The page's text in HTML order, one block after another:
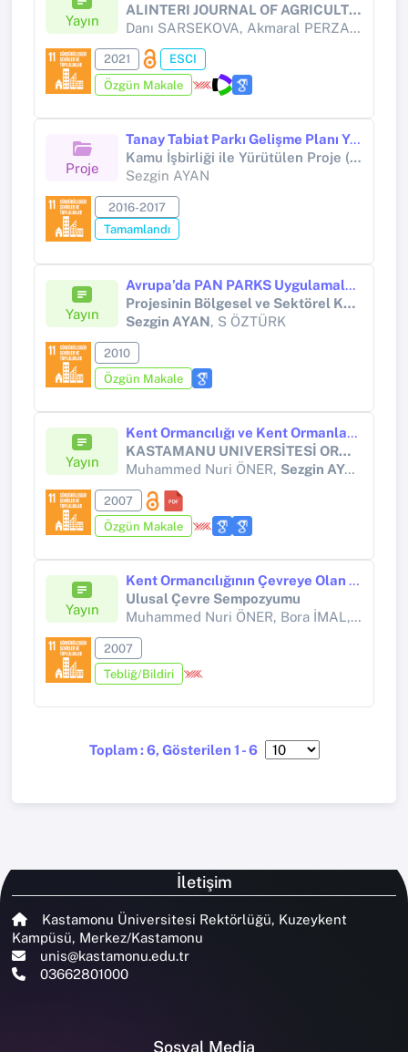
Yayın
ALINTERI JOURNAL OF AGRICULTURE SCIENCES
Danı SARSEKOVA, Akmaral PERZADAYEVA, Sara KİTAİBEKOVA,
2021
ESCI
Özgün Makale
Proje
Tanay Tabiat Parkı Gelişme Planı Yapımı
Kamu İşbirliği ile Yürütülen Proje (Diğer kamu kuruluşları (Yükseköğretim Kurumları hariç))
Sezgin AYAN
2016-2017
Tamamlandı
Yayın
Avrupa’da PAN PARKS Uygulamaları ve Küre Dağları Milli Parkı’na Entegrasyonu
Projesinin Bölgesel ve Sektörel Kazanımları”, Peyzaj Mimarlığı
Sezgin AYAN, S ÖZTÜRK
2010
Özgün Makale
Yayın
Kent Ormancılığı ve Kent Ormanlarının Çevresel Etkileri
KASTAMANU UNIVERSİTESİ ORMAN FAKÜLTESİ DERGİSİS
Muhammed Nuri ÖNER, Sezgin AYAN
2007
Özgün Makale
Yayın
Kent Ormancılığının Çevreye Olan Etkileri
Ulusal Çevre Sempozyumu
Muhammed Nuri ÖNER, Bora İMAL, Ahmet SIVACIOĞLU, Sezgin AYAN,
2007
Tebliğ/Bildiri
Toplam : 6, Gösterilen 1 - 6
İletişim
Kastamonu Üniversitesi Rektörlüğü, Kuzeykent
Kampüsü, Merkez/Kastamonu
unis@kastamonu.edu.tr
03662801000
Sosyal Media